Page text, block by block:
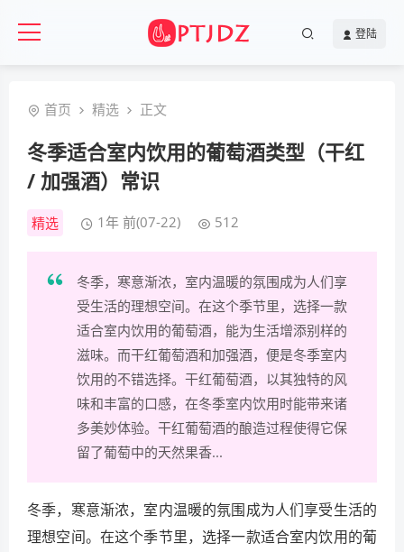
登陆
首页 精选 正文
冬季适合室内饮用的葡萄酒类型（干红
/ 加强酒）常识
精选 1年 前(07-22) 512
冬季，寒意渐浓，室内温暖的氛围成为人们享
受生活的理想空间。在这个季节里，选择一款
适合室内饮用的葡萄酒，能为生活增添别样的
滋味。而干红葡萄酒和加强酒，便是冬季室内
饮用的不错选择。干红葡萄酒，以其独特的风
味和丰富的口感，在冬季室内饮用时能带来诸
多美妙体验。干红葡萄酒的酿造过程使得它保
留了葡萄中的天然果香...
冬季，寒意渐浓，室内温暖的氛围成为人们享受生活的
理想空间。在这个季节里，选择一款适合室内饮用的葡